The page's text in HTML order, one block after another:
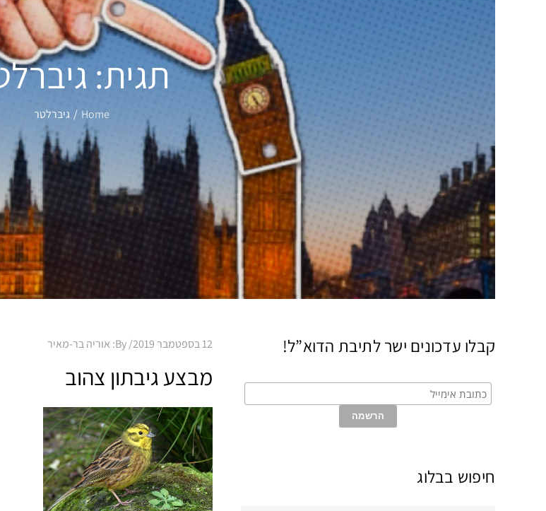
תגית:
Home גיברלטר
Posted
12 בספטמבר 2019 By: אוריה בר-מאיר
מבצע גיבתון צהוב
קבלו עדכונים ישר לתיבת הדוא”ל!
חיפוש בבלוג